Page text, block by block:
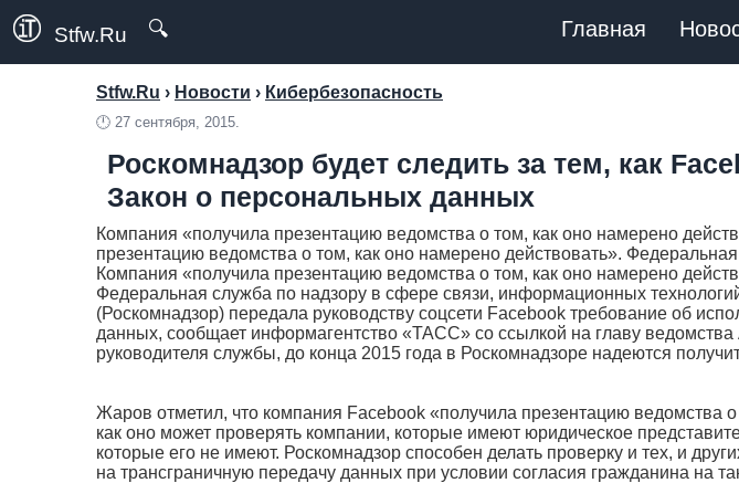
Stfw.Ru 🔍 Главная
Stfw.Ru › Новости › Кибербезопасность
🕛 27 сентября, 2015.
Роскомнадзор будет следить за тем, как
Закон о персональных данных
Компания «получила презентацию ведомства о том, как оно намерено
презентацию ведомства о том, как оно намерено действовать».
Компания «получила презентацию ведомства о том, как оно намерено
Федеральная служба по надзору в сфере связи, информационных
(Роскомнадзор) передала руководству соцсети Facebook требование об
данных, сообщает информагентство «ТАСС» со ссылкой на главу
руководителя службы, до конца 2015 года в Роскомнадзоре надеются
Жаров отметил, что компания Facebook «получила презентацию ведомства
как оно может проверять компании, которые имеют юридическое
которые его не имеют. Роскомнадзор способен делать проверку и тех, и
на трансграничную передачу данных при условии согласия гражданина на